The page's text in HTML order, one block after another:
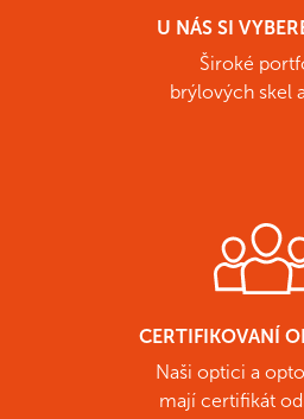
U NÁS SI
Široké
brýlových skel
CERTIFIKOVANÍ
Naši optici a
mají certifikát